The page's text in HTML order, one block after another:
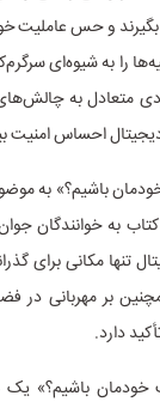
و حس عاملیت
را به شیوه‌ای
به چالش‌های
احساس امنیت
باشیم؟» به
به خوانندگان
تنها مکانی برای
بر مهربانی در
دارد.
باشیم؟» یک